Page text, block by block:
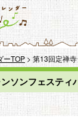
ーTOP> 第13回定禅
ソンフェスティ